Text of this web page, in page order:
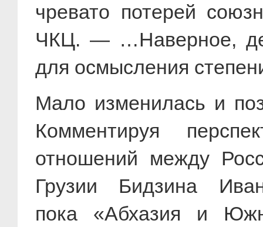
чревато потерей
ЧКЦ. — …Наверное,
для осмысления
Мало изменилась и
Комментируя
отношений между
Грузии Бидзина
пока «Абхазия и